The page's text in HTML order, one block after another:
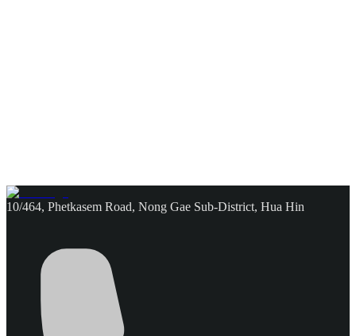
10/464, Phetkasem Road, Nong Gae Sub-District, Hua Hin